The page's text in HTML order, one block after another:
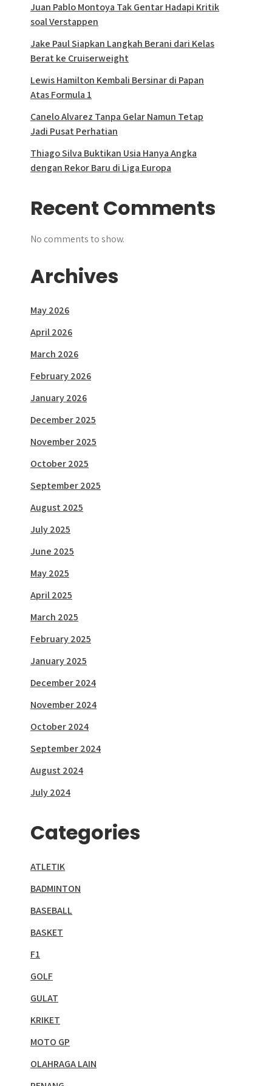
Juan Pablo Montoya Tak Gentar Hadapi Kritik
soal Verstappen
Jake Paul Siapkan Langkah Berani dari Kelas
Berat ke Cruiserweight
Lewis Hamilton Kembali Bersinar di Papan
Atas Formula 1
Canelo Alvarez Tanpa Gelar Namun Tetap
Jadi Pusat Perhatian
Thiago Silva Buktikan Usia Hanya Angka
dengan Rekor Baru di Liga Europa
Recent Comments
No comments to show.
Archives
May 2026
April 2026
March 2026
February 2026
January 2026
December 2025
November 2025
October 2025
September 2025
August 2025
July 2025
June 2025
May 2025
April 2025
March 2025
February 2025
January 2025
December 2024
November 2024
October 2024
September 2024
August 2024
July 2024
Categories
ATLETIK
BADMINTON
BASEBALL
BASKET
F1
GOLF
GULAT
KRIKET
MOTO GP
OLAHRAGA LAIN